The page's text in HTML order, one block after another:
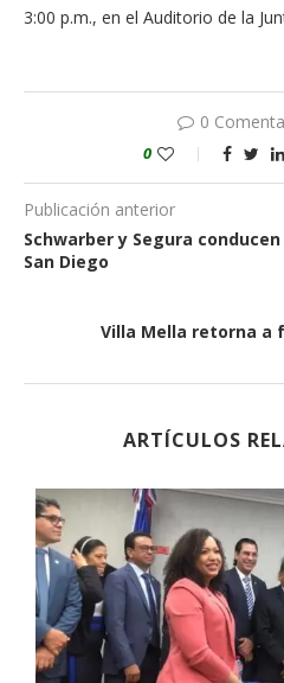
3:00 p.m., en el Auditorio de la
0
0
Publicación anterior
Schwarber y Segura
San Diego
Villa Mella retorna a
ARTÍCULOS